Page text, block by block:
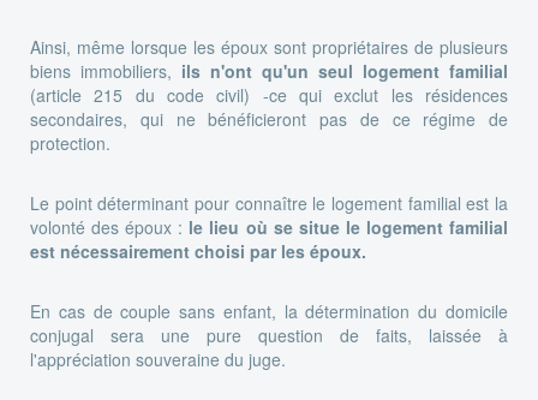
Ainsi, même lorsque les époux sont propriétaires de plusieurs
biens immobiliers, ils n'ont qu'un seul logement familial
(article 215 du code civil) -ce qui exclut les résidences
secondaires, qui ne bénéficieront pas de ce régime de
protection.
Le point déterminant pour connaître le logement familial est la
volonté des époux : le lieu où se situe le logement familial
est nécessairement choisi par les époux.
En cas de couple sans enfant, la détermination du domicile
conjugal sera une pure question de faits, laissée à
l'appréciation souveraine du juge.